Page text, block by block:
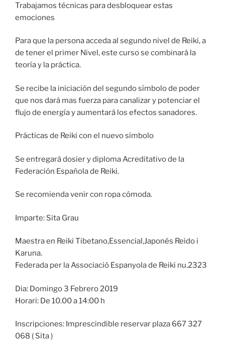
Trabajamos técnicas para desbloquear estas
emociones
Para que la persona acceda al segundo nivel de Reiki, a
de tener el primer Nivel, este curso se combinará la
teoría y la práctica.
Se recibe la iniciación del segundo símbolo de poder
que nos dará mas fuerza para canalizar y potenciar el
flujo de energía y aumentará los efectos sanadores.
Prácticas de Reiki con el nuevo símbolo
Se entregará dosier y diploma Acreditativo de la
Federación Española de Reiki.
Se recomienda venir con ropa cómoda.
Imparte: Sita Grau
Maestra en Reiki Tibetano,Essencial,Japonés Reido i
Karuna.
Federada per la Associació Espanyola de Reiki nu.2323
Dia: Domingo 3 Febrero 2019
Horari: De 10.00 a 14:00 h
Inscripciones: Imprescindible reservar plaza 667 327
068 ( Sita )